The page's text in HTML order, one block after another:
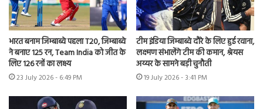
भारत बनाम जिम्बाब्वे पहला T20, जिम्बाब्वे
ने बनाए 125 रन, Team India को जीत के
लिए 126 रनों का लक्ष्य
23 July 2026 - 6:49 PM
टीम इंडिया जिम्बाब्वे दौरे के लिए हुई रवाना,
लक्ष्मण संभालेंगे टीम की कमान, श्रेयस
अय्यर के सामने बड़ी चुनौती
19 July 2026 - 3:41 PM